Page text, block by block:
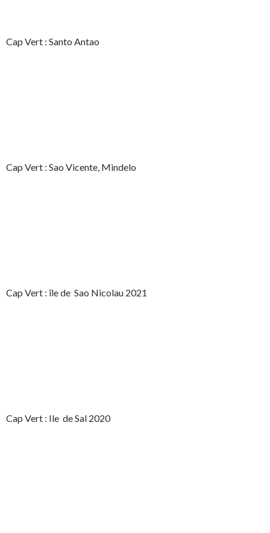
Cap Vert : Santo Antao
Cap Vert : Sao Vicente, Mindelo
Cap Vert : île de Sao Nicolau 2021
Cap Vert : Ile de Sal 2020